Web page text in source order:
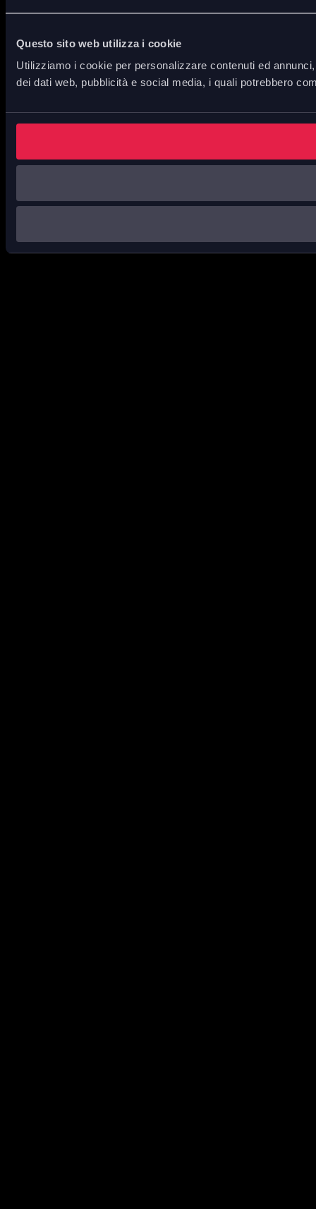
Questo sito web utilizza i cookie
Utilizziamo i cookie per personalizzare contenuti ed
dei dati web, pubblicità e social media, i quali potrebbero